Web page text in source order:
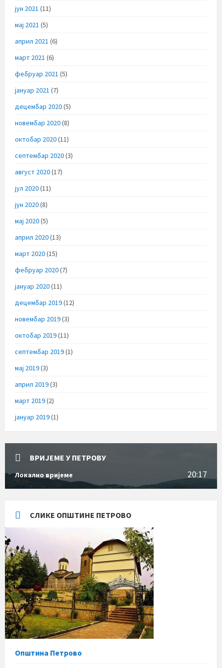
јун 2021 (11)
мај 2021 (5)
април 2021 (6)
март 2021 (6)
фебруар 2021 (5)
јануар 2021 (7)
децембар 2020(5)
новембар 2020(8)
октобар 2020(11)
септембар 2020(3)
август 2020(17)
јул 2020(11)
јун 2020(8)
мај 2020(5)
април 2020(13)
март 2020(15)
фебруар 2020(7)
јануар 2020(11)
децембар 2019(12)
новембар 2019(3)
октобар 2019(11)
септембар 2019(1)
мај 2019(3)
април 2019(3)
март 2019(2)
јануар 2019(1)
ВРИЈЕМЕ У ПЕТРОВУ
Локално вријеме 20:17
СЛИКЕ ОПШТИНЕ ПЕТРОВО
Општина Петрово